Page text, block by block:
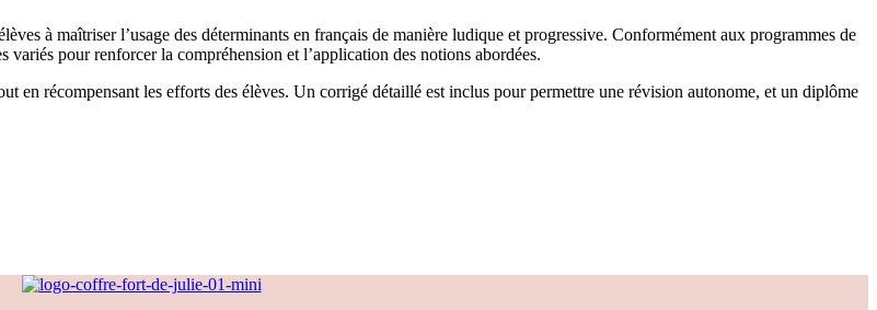
à maîtriser l’usage des déterminants en français de manière ludique et progressive. Conformément aux programmes de
pour renforcer la compréhension et l’application des notions abordées.
en récompensant les efforts des élèves. Un corrigé détaillé est inclus pour permettre une révision autonome, et un diplôme